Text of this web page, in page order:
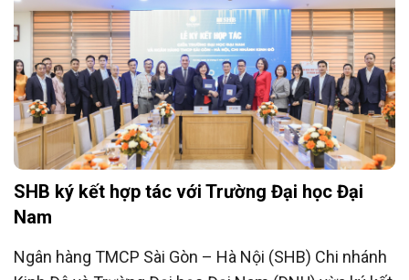
SHB ký kết hợp tác với Trường Đại học Đại
Nam
Ngân hàng TMCP Sài Gòn – Hà Nội (SHB) Chi nhánh